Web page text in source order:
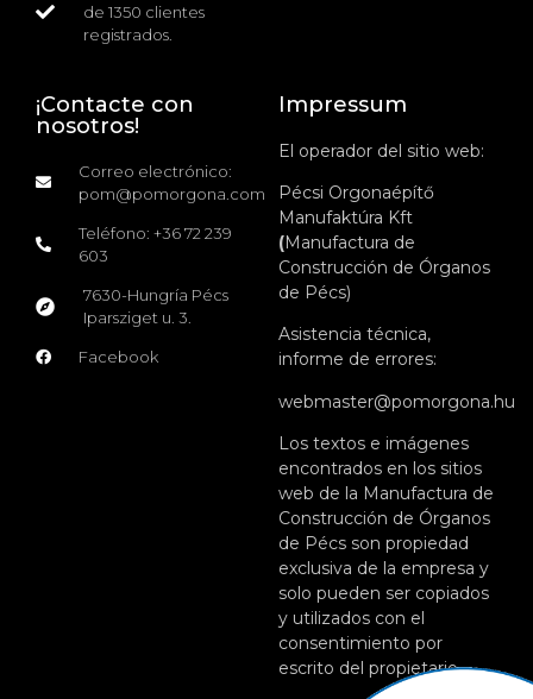
de 1350 clientes
registrados.
¡Contacte con
nosotros!
Correo electrónico:
pom@pomorgona.com
Teléfono: +36 72 239
603
7630-Hungría Pécs
Iparsziget u. 3.
Facebook
Impressum
El operador del sitio web:
Pécsi Orgonaépítő
Manufaktúra Kft
(Manufactura de
Construcción de Órganos
de Pécs)
Asistencia técnica,
informe de errores:
webmaster@pomorgona.hu
Los textos e imágenes
encontrados en los sitios
web de la Manufactura de
Construcción de Órganos
de Pécs son propiedad
exclusiva de la empresa y
solo pueden ser copiados
y utilizados con el
consentimiento por
escrito del propietario.